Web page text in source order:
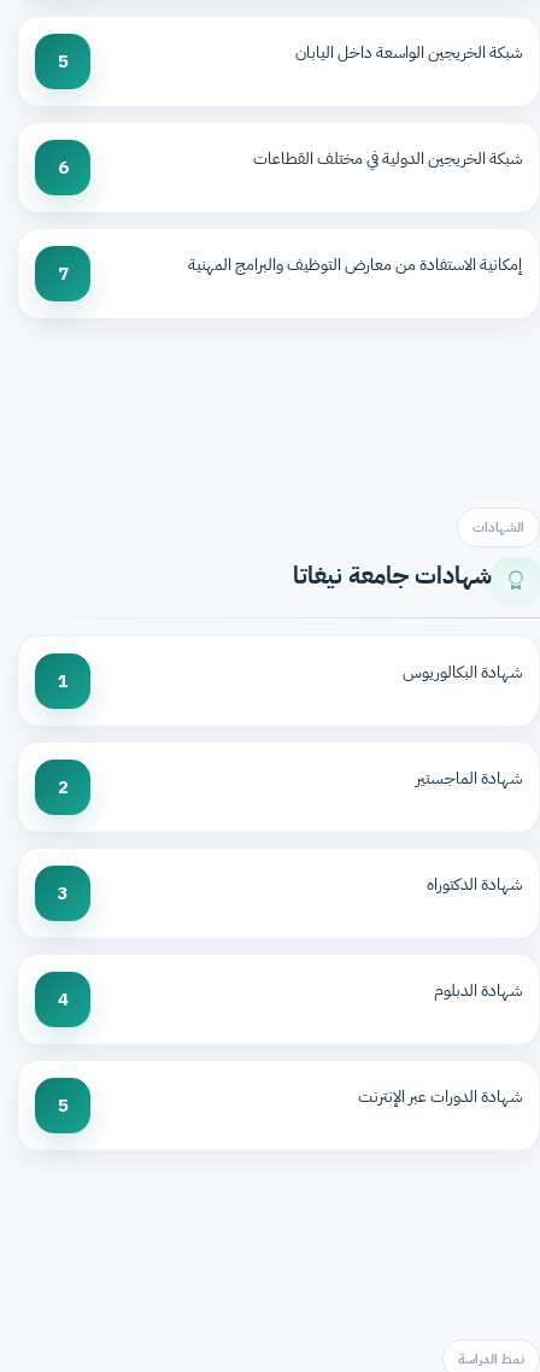
شبكة الخريجين الواسعة داخل اليابان 5
شبكة الخريجين الدولية في مختلف القطاعات 6
إمكانية الاستفادة من معارض التوظيف والبرامج المهنية 7
الشهادات
شهادات جامعة نيغاتا
شهادة البكالوريوس 1
شهادة الماجستير 2
شهادة الدكتوراه 3
شهادة الدبلوم 4
شهادة الدورات عبر الإنترنت 5
نمط الدراسة